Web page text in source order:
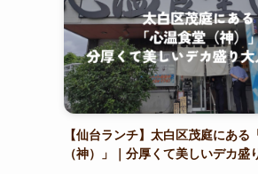
【仙台ランチ】太白区茂庭にある
（神）」｜分厚くて美しいデカ盛